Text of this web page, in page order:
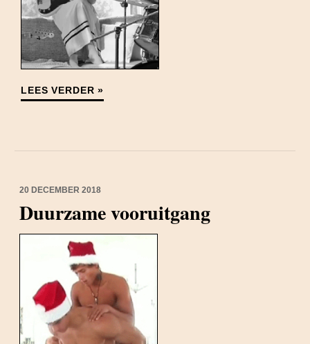
LEES VERDER »
20 DECEMBER 2018
Duurzame vooruitgang